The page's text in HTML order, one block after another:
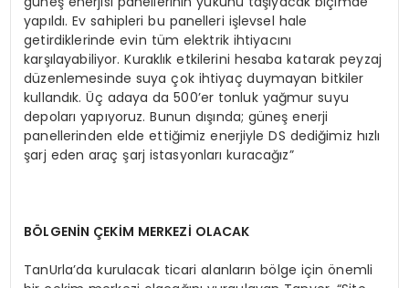
yapıldı. Ev sahipleri bu panelleri işlevsel hale
getirdiklerinde evin tüm elektrik ihtiyacını
karşılayabiliyor. Kuraklık etkilerini hesaba katarak peyzaj
düzenlemesinde suya çok ihtiyaç duymayan bitkiler
kullandık. Üç adaya da 500’er tonluk yağmur suyu
depoları yapıyoruz. Bunun dışında; güneş enerji
panellerinden elde ettiğimiz enerjiyle DS dediğimiz hızlı
şarj eden araç şarj istasyonları kuracağız”
BÖLGENİN ÇEKİM MERKEZİ OLACAK
TanUrla’da kurulacak ticari alanların bölge için önemli